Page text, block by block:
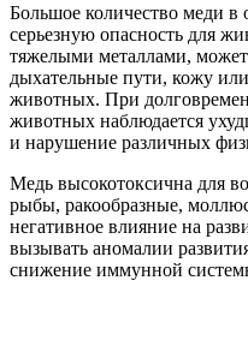
Большое количество меди в
серьезную опасность для
тяжелыми металлами,
дыхательные пути, кожу
животных. При
животных наблюдается
и нарушение различных
Медь высокотоксична для
рыбы, ракообразные,
негативное влияние на
вызывать аномалии
снижение иммунной